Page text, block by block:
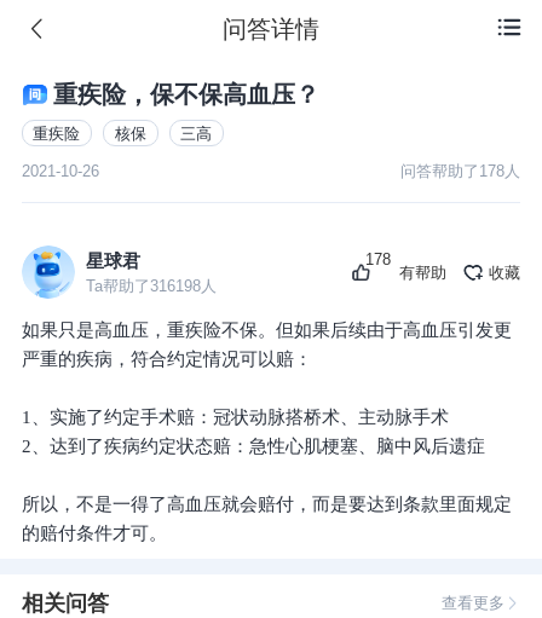
 问答详情
重疾险，保不保高血压？
重疾险 核保 三高
2021-10-26 问答帮助了 178人
星球君
Ta帮助了 316198人
178
有帮助 收藏
如果只是高血压，重疾险不保。但如果后续由于高血压引发更
严重的疾病，符合约定情况可以赔：
1、实施了约定手术赔：冠状动脉搭桥术、主动脉手术
2、达到了疾病约定状态赔：急性心肌梗塞、脑中风后遗症
所以，不是一得了高血压就会赔付，而是要达到条款里面规定
的赔付条件才可。
相关问答 查看更多